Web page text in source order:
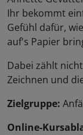
Ihr bekommt
Gefühl dafür,
auf's Papier
Dabei zählt
Zeichnen und
Zielgruppe:
Online-